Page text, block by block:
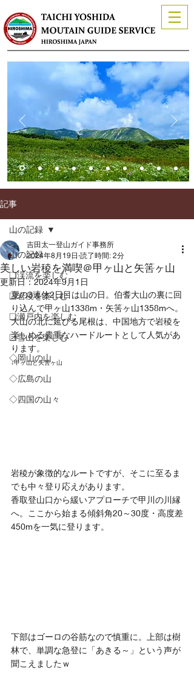
記事
山の記録
❏渓流を楽しむ
❑岩稜を楽しむ
❏瀬戸内を楽しむ
❑雪山を楽しむ
◇岡山の山
◇広島の山
◇四国の山々
山の記録
美しい岩稜を満喫＠甲ヶ山と矢筈ヶ山
吉田太一登山ガイド事務所
2024年8月19日 読了時間: 2分
更新日：2024年9月1日
夏の3連休2日目は山の日。伯耆大山の裏に回
り込んで甲ヶ山1338m・矢筈ヶ山1358mへ。
大山の北に延びる尾根は、中国地方で岩稜を
楽しめる貴重なハードルートとして人気があ
ります。
↓甲ヶ山と矢筈ヶ山
岩稜が象徴的なルートですが、そこに至るま
でも中々登り応えがあります。
香取登山口から緩いアプローチで甲川の川縁
へ。ここから始まる傾斜角20～30度・高度差
450mを一気に登ります。
下部はゴーロの谷筋なので慎重に。上部は樹
林で、単調な急登に「あきる～」という声が
聞こえましたｗ